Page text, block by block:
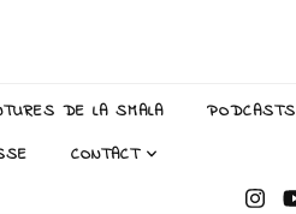
DE LA SMALA
PODCASTS
CONTACT